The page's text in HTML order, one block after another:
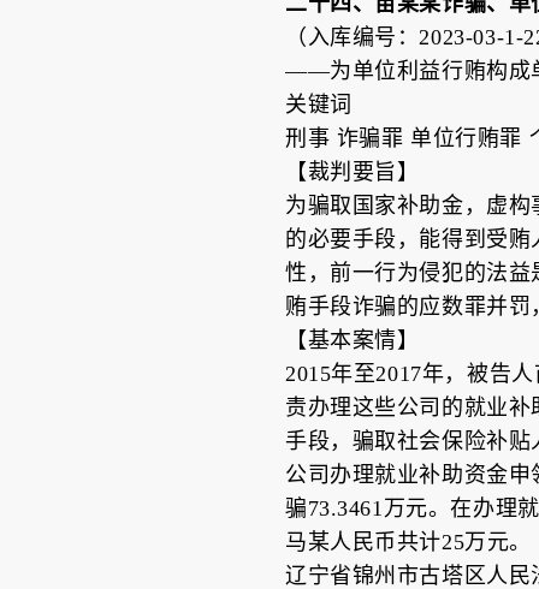
（入库编号：2023-03-1-
——为单位利益行贿构成
关键词
刑事 诈骗罪 单位行贿罪
【裁判要旨】
为骗取国家补助金，虚
的必要手段，能得到受
性，前一行为侵犯的法
贿手段诈骗的应数罪并
【基本案情】
2015年至2017年，被告
责办理这些公司的就业
手段，骗取社会保险补贴
公司办理就业补助资金
骗73.3461万元。在办理
马某人民币共计25万元。
辽宁省锦州市古塔区人民